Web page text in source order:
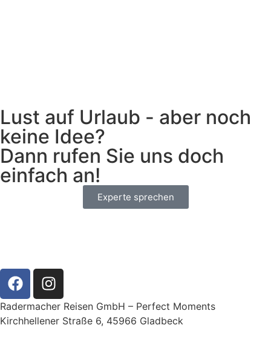
Lust auf Urlaub - aber noch
keine Idee?
Dann rufen Sie uns doch
einfach an!
Experte sprechen
Radermacher Reisen GmbH – Perfect Moments
Kirchhellener Straße 6, 45966 Gladbeck